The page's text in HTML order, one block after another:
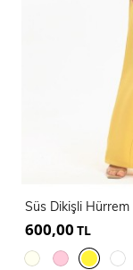
600,00 TL